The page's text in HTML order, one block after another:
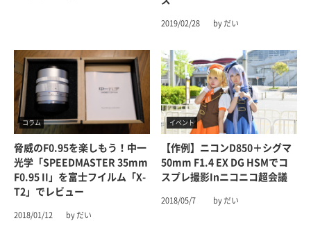
2019/02/28 by だい
コラム
脅威のF0.95を楽しもう！中一
光学「SPEEDMASTER 35mm
F0.95 II」を富士フイルム「X-
T2」でレビュー
2018/01/12 by だい
イベント
【作例】ニコンD850＋シグマ
50mm F1.4 EX DG HSMでコ
スプレ撮影inニコニコ超会議
2018/05/7 by だい